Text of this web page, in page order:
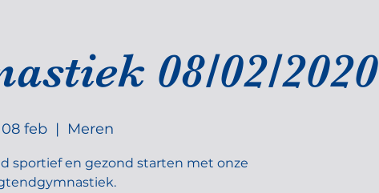
08/02/2020
feb
  |
Meren
sportief en gezond starten met onze